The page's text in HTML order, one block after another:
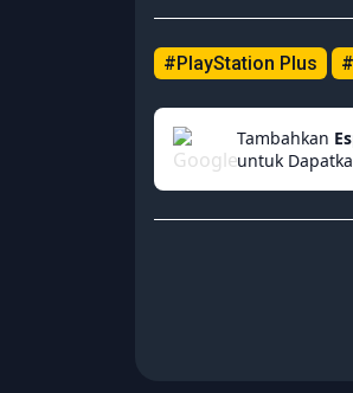
#PlayStation Plus
Tambahkan
untuk